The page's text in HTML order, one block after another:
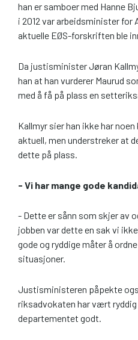
han er samboer med Hanne
i 2012 var arbeidsminister for
aktuelle EØS-forskriften ble
Da justisminister Jøran
han at han vurderer Maurud
med å få på plass en
Kallmyr sier han ikke har
aktuell, men understreker at
dette på plass.
- Vi har mange gode
- Dette er sånn som skjer av
jobben var dette en sak vi
gode og ryddige måter å
situasjoner.
Justisministeren påpekte
riksadvokaten har vært
departementet godt.